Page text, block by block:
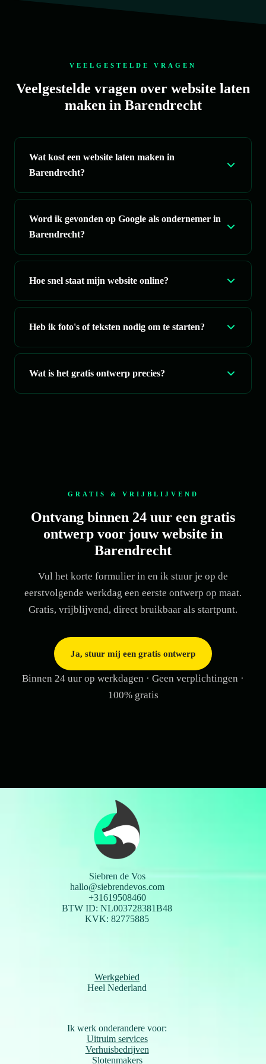
aanrader voor iedereen die op zoek is naar een
VEELGESTELDE VRAGEN
Veelgestelde vragen over website laten
maken in Barendrecht
Wat kost een website laten maken in
Barendrecht?
Word ik gevonden op Google als ondernemer in
Barendrecht?
Hoe snel staat mijn website online?
Heb ik foto's of teksten nodig om te starten?
Wat is het gratis ontwerp precies?
GRATIS & VRIJBLIJVEND
Ontvang binnen 24 uur een gratis
ontwerp voor jouw website in
Barendrecht
Vul het korte formulier in en ik stuur je op de
eerstvolgende werkdag een eerste ontwerp op maat.
Gratis, vrijblijvend, direct bruikbaar als startpunt.
Ja, stuur mij een gratis ontwerp
Binnen 24 uur op werkdagen · Geen verplichtingen ·
100% gratis
Siebren de Vos
hallo@siebrendevos.com
+31619508460
BTW ID: NL003728381B48
KVK: 82775885
Werkgebied
Heel Nederland
Ik werk onderandere voor:
Uitruim services
Verhuisbedrijven
Slotenmakers